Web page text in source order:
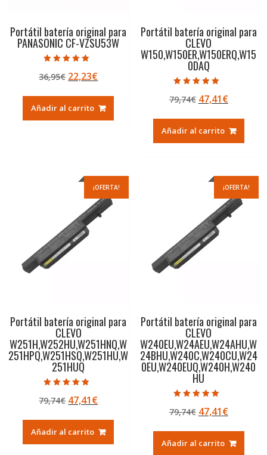
Portátil batería original para
PANASONIC CF-VZSU53W
5.00
de 5
36,95€ El
original
era:
22,23€El
actual
es:
Añadir al carrito
Portátil batería original para
CLEVO
W150,W150ER,W150ERQ,W15
0DAQ
5.00
de 5
79,74€ El
original
era:
47,41€El
actual
es:
Añadir al carrito
¡OFERTA!
Portátil batería original para
CLEVO
W251H,W252HU,W251HNQ,W
251HPQ,W251HSQ,W251HU,W
251HUQ
5.00
de 5
79,74€ El
original
era:
47,41€El
actual
es:
Añadir al carrito
¡OFERTA!
Portátil batería original para
CLEVO
W240EU,W24AEU,W24AHU,W
24BHU,W240C,W240CU,W24
0EU,W240EUQ,W240H,W240
HU
5.00
de 5
79,74€ El
original
era:
47,41€El
actual
es:
Añadir al carrito